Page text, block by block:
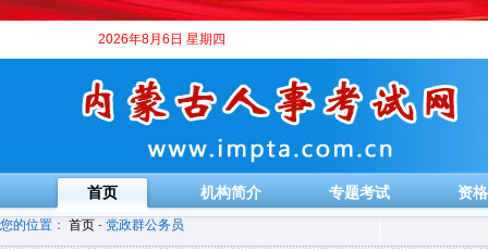
2026年8月6日 星期四
首页 机构简介 专题考试 资
您的位置： 首页 - 党政群公务员